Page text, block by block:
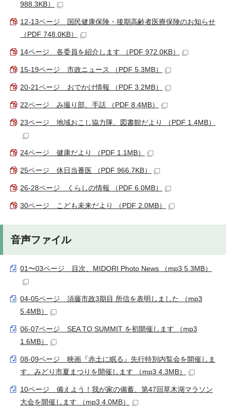
988.3KB）
12-13ページ 国民健康保険・後期高齢者医療保険のお知らせ
（PDF 748.0KB）
14ページ 各委員を紹介します （PDF 972.0KB）
15-19ページ 市政ニュース （PDF 5.3MB）
20-21ページ おでかけ情報 （PDF 3.2MB）
22ページ み撮り部、手話 （PDF 8.4MB）
23ページ 地域おこし協力隊、図書館だより （PDF 1.4MB）
24ページ 健康だより （PDF 1.1MB）
25ページ 休日当番医 （PDF 966.7KB）
26-28ページ くらしの情報 （PDF 6.0MB）
30ページ こども未来だより （PDF 2.0MB）
音声ファイル
01〜03ページ 目次、MIDORI Photo News （mp3 5.3MB）
04-05ページ 須藤市政3期目 所信を表明しました （mp3
5.4MB）
06-07ページ SEA TO SUMMIT を初開催します （mp3
1.6MB）
08-09ページ 映画『赤土に眠る』先行特別内覧会を開催しま
す、みどり市夏まつりを開催します （mp3 4.3MB）
10ページ 備えよう！我が家の備蓄、第47回草木湖マラソン
大会を開催します （mp3 4.0MB）